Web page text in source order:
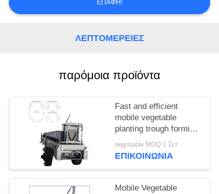
ΕΠΑΦΉ!
ΛΕΠΤΟΜΈΡΕΙΕΣ
παρόμοια προϊόντα
Fast and efficient
mobile vegetable
planting trough forming
machine for
greenhouse vegetable
negotiable MOQ:1 Σετ
ΕΠΙΚΟΙΝΩΝΙΑ
Mobile Vegetable